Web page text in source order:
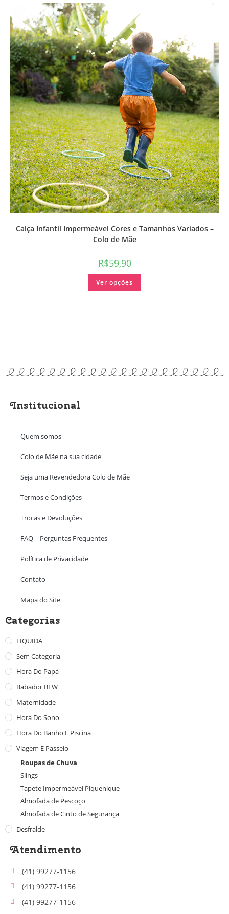
Calça Infantil Impermeável Cores e Tamanhos Variados –
Colo de Mãe
R$59,90
Ver opções
Institucional
Quem somos
Colo de Mãe na sua cidade
Seja uma Revendedora Colo de Mãe
Termos e Condições
Trocas e Devoluções
FAQ – Perguntas Frequentes
Política de Privacidade
Contato
Mapa do Site
Categorias
LIQUIDA
Sem Categoria
Hora Do Papá
Babador BLW
Maternidade
Hora Do Sono
Hora Do Banho E Piscina
Viagem E Passeio
Roupas de Chuva
Slings
Tapete Impermeável Piquenique
Almofada de Pescoço
Almofada de Cinto de Segurança
Desfralde
Atendimento
(41) 99277-1156
(41) 99277-1156
(41) 99277-1156